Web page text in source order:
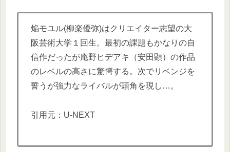
焔モユル(柳楽優弥)はクリエイター志望の大
阪芸術大学１回生。最初の課題もかなりの自
信作だったが庵野ヒデアキ（安田顕）の作品
のレベルの高さに驚愕する。次でリベンジを
誓うが強力なライバルが頭角を現し…。
引用元：U-NEXT